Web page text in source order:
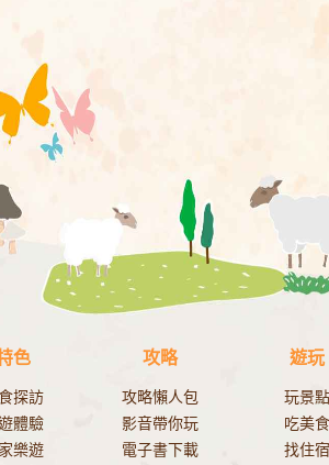
色
探訪
體驗
樂遊
攻略
攻略懶人包
影音帶你玩
電子書下載
遊玩
玩景點
吃美食
找住宿